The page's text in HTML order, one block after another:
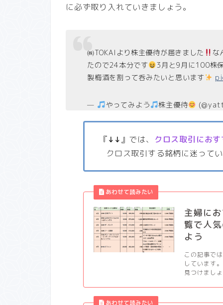
に必ず取り入れていきましょう。
㈱TOKAIより株主優待が届きました
な
たので24本分です
3月と9月に100株
製梅酒を割って呑みたいと思います
— やってみよう 株主優待
『↓↓』では、 クロス取引にお
クロス取引する銘柄に迷って
主婦に
覧で人
よう
この記事で
しています
見つけまし